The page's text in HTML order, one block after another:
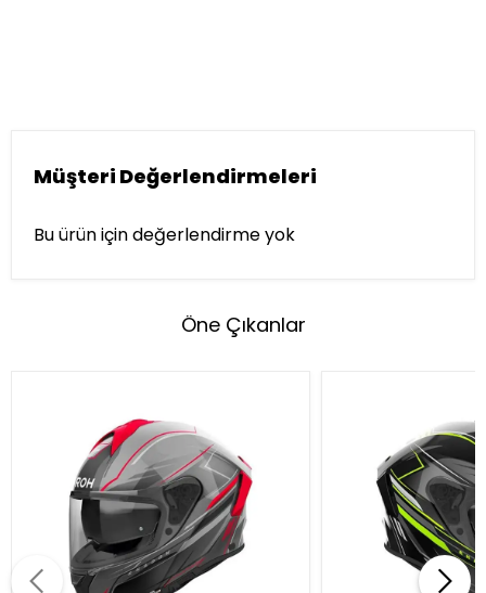
Müşteri Değerlendirmeleri
Bu ürün için değerlendirme yok
Öne Çıkanlar